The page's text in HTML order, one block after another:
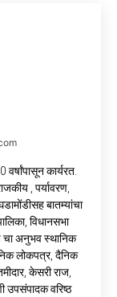
कार्यरत.
, पर्यावरण,
बातम्यांचा
विधानसभा
चा अनुभव स्थानिक
लोकपत्र, दैनिक
केसरी राज,
उपसंपादक वरिष्ठ